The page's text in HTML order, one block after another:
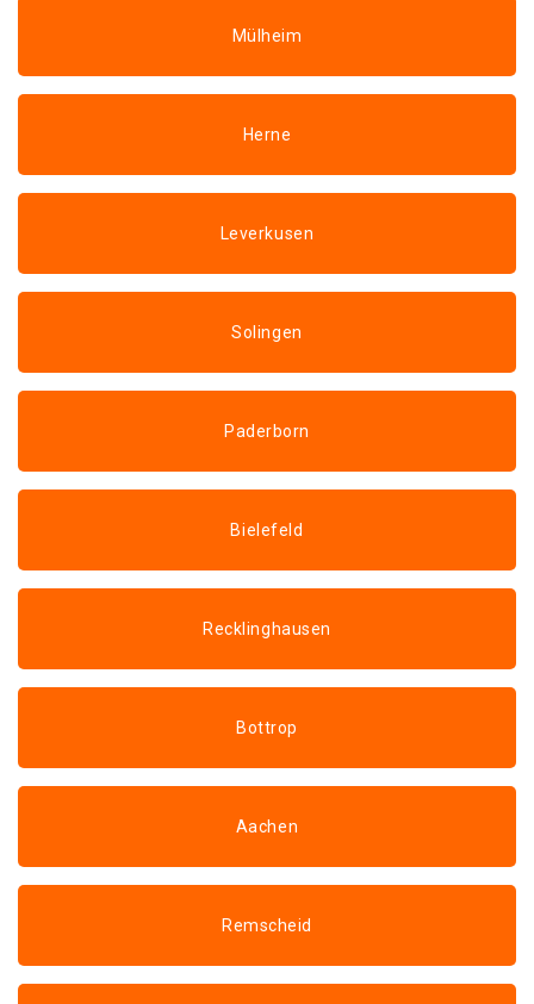
Mülheim
Herne
Leverkusen
Solingen
Paderborn
Bielefeld
Recklinghausen
Bottrop
Aachen
Remscheid